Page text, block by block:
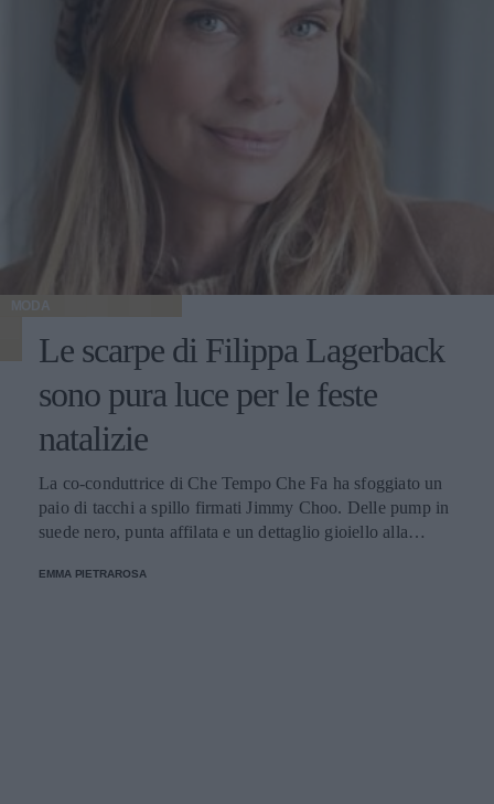
MODA
Le scarpe di Filippa Lagerback
sono pura luce per le feste
natalizie
La co-conduttrice di Che Tempo Che Fa ha sfoggiato un
paio di tacchi a spillo firmati Jimmy Choo. Delle pump in
suede nero, punta affilata e un dettaglio gioiello alla
EMMA PIETRAROSA